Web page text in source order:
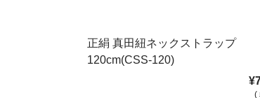
正絹 真田紐ネックストラップ
120cm(CSS-120)
(